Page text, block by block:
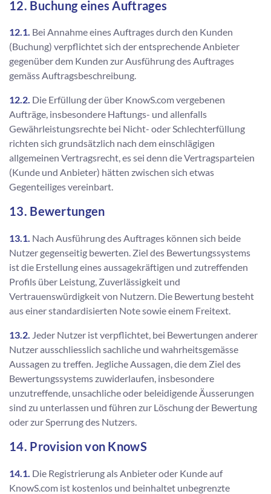
12. Buchung eines Auftrages
12.1. Bei Annahme eines Auftrages durch den Kunden
(Buchung) verpflichtet sich der entsprechende Anbieter
gegenüber dem Kunden zur Ausführung des Auftrages
gemäss Auftragsbeschreibung.
12.2. Die Erfüllung der über KnowS.com vergebenen
Aufträge, insbesondere Haftungs- und allenfalls
Gewährleistungsrechte bei Nicht- oder Schlechterfüllung
richten sich grundsätzlich nach dem einschlägigen
allgemeinen Vertragsrecht, es sei denn die Vertragsparteien
(Kunde und Anbieter) hätten zwischen sich etwas
Gegenteiliges vereinbart.
13. Bewertungen
13.1. Nach Ausführung des Auftrages können sich beide
Nutzer gegenseitig bewerten. Ziel des Bewertungssystems
ist die Erstellung eines aussagekräftigen und zutreffenden
Profils über Leistung, Zuverlässigkeit und
Vertrauenswürdigkeit von Nutzern. Die Bewertung besteht
aus einer standardisierten Note sowie einem Freitext.
13.2. Jeder Nutzer ist verpflichtet, bei Bewertungen anderer
Nutzer ausschliesslich sachliche und wahrheitsgemässe
Aussagen zu treffen. Jegliche Aussagen, die dem Ziel des
Bewertungssystems zuwiderlaufen, insbesondere
unzutreffende, unsachliche oder beleidigende Äusserungen
sind zu unterlassen und führen zur Löschung der Bewertung
oder zur Sperrung des Nutzers.
14. Provision von KnowS
14.1. Die Registrierung als Anbieter oder Kunde auf
KnowS.com ist kostenlos und beinhaltet unbegrenzte